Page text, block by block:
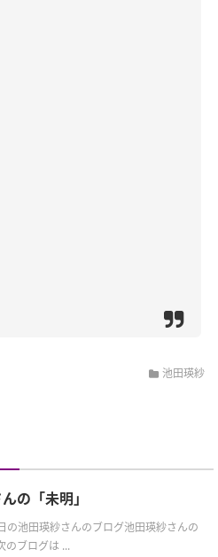
池田瑛紗
の「未明」
の池田瑛紗さんのブログ池田瑛紗さんの
のブログは ...